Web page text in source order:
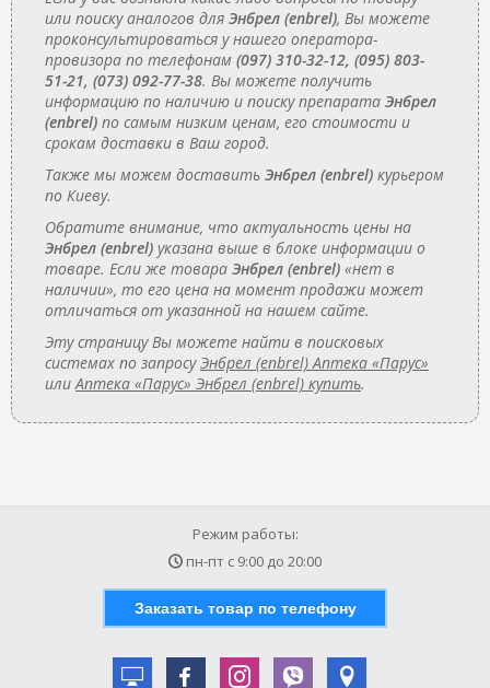
или поиску аналогов для Энбрел (enbrel), Вы можете
проконсультироваться у нашего оператора-
провизора по телефонам (097) 310-32-12, (095) 803-
51-21, (073) 092-77-38. Вы можете получить
информацию по наличию и поиску препарата Энбрел
(enbrel) по самым низким ценам, его стоимости и
срокам доставки в Ваш город.
Также мы можем доставить Энбрел (enbrel) курьером
по Киеву.
Обратите внимание, что актуальность цены на
Энбрел (enbrel) указана выше в блоке информации о
товаре. Если же товара Энбрел (enbrel) «нет в
наличии», то его цена на момент продажи может
отличаться от указанной на нашем сайте.
Эту страницу Вы можете найти в поисковых
системах по запросуЭнбрел (enbrel) Аптека «Парус»
илиАптека «Парус» Энбрел (enbrel) купить.
Режим работы:
пн-пт с 9:00 до 20:00
Заказать товар по телефону